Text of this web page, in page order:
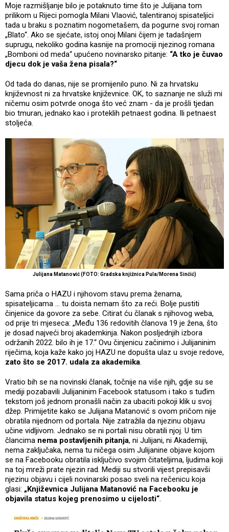
Moje razmišljanje bilo je potaknuto time što je Julijana tom
prilikom u Rijeci pomogla Milani Vlaović, talentiranoj spisateljici
tada u braku s poznatim nogometašem, da pogurne svoj roman
„Blato“. Ako se sjećate, istoj onoj Milani čijem je tadašnjem
suprugu, nekoliko godina kasnije na promociji njezinog romana
„Bomboni od meda“ upućeno novinarsko pitanje: “A tko je čuvao
djecu dok je vaša žena pisala?“
Od tada do danas, nije se promijenilo puno. Ni za hrvatsku
književnost ni za hrvatske književnice. OK, to saznanje ne služi mi
ničemu osim potvrde onoga što već znam - da je prošli tjedan
bio tmuran, jednako kao i proteklih petnaest godina. Ili petnaest
stoljeća.
Julijana Matanović (FOTO: Gradska knjižnica Pula/Morena Sinčić)
Sama priča o HAZU i njihovom stavu prema ženama,
spisateljicama ... tu doista nemam što za reći. Bolje pustiti
činjenice da govore za sebe. Citirat ću članak s njihovog weba,
od prije tri mjeseca: „Među 136 redovitih članova 19 je žena, što
je dosad najveći broj akademkinja. Nakon posljednjih izbora
održanih 2022. bilo ih je 17.“ Ovu činjenicu začinimo i Julijaninim
riječima, koja kaže kako joj HAZU ne dopušta ulaz u svoje redove,
zato što se 2017. udala za akademika.
Vratio bih se na novinski članak, točnije na više njih, gdje su se
mediji pozabavili Julijaninim Facebook statusom i tako s tuđim
tekstom još jednom pronašli način za ubaciti pokoji klik u svoj
džep. Primijetite kako se Julijana Matanović s ovom pričom nije
obratila nijednom od portala. Nije zatražila da njezinu objavu
učine vidljivom. Jednako se ni portali nisu obratili njoj. U tim
člancima nema postavljenih pitanja, ni Julijani, ni Akademiji,
nema zaključaka, nema tu ničega osim Julijanine objave kojom
se na Facebooku obratila isključivo svojim čitateljima, ljudima koji
na toj mreži prate njezin rad. Mediji su stvorili vijest prepisavši
njezinu objavu i cijeli novinarski posao sveli na rečenicu koja
glasi: „Književnica Julijana Matanović na Facebooku je
objavila status kojeg prenosimo u cijelosti“.